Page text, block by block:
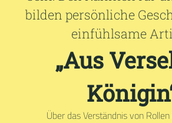
bilden persönliche
einfühlsame
„Aus
Über das Verständnis von